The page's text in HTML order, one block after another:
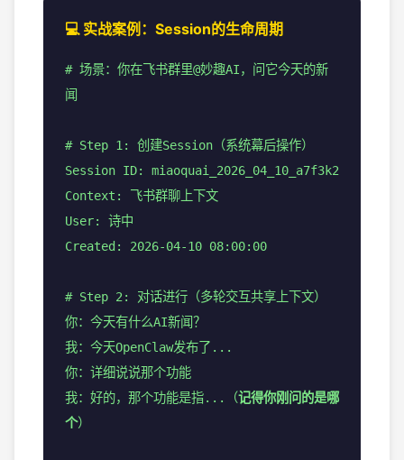
💻 实战案例：Session的生命周期
# 场景：你在飞书群里@妙趣AI，问它今天的新
闻
# Step 1: 创建Session（系统幕后操作）
Session ID: miaoquai_2026_04_10_a7f3k2
Context: 飞书群聊上下文
User: 诗中
Created: 2026-04-10 08:00:00
# Step 2: 对话进行（多轮交互共享上下文）
你：今天有什么AI新闻？
我：今天OpenClaw发布了...
你：详细说说那个功能
我：好的，那个功能是指...（记得你刚问的是哪
个）